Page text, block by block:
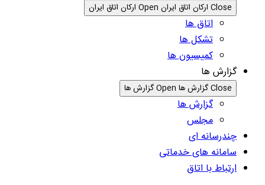
Close ارکان اتاق ایران Open ارکان اتاق ایران
اتاق ها
تشکل ها
کمیسیون ها
گزارش ها
Close گزارش ها Open گزارش ها
گزارش ها
مجلس
چندرسانه ای
سامانه های خدماتی
ارتباط با اتاق